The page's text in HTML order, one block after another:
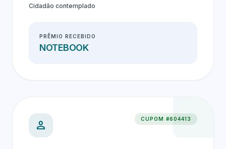
Cidadão contemplado
PRÊMIO RECEBIDO
NOTEBOOK
person CUPOM #604413